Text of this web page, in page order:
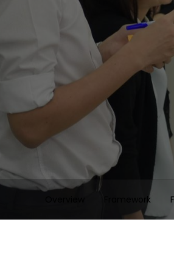
Framework